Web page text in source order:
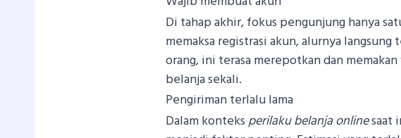
Di tahap akhir, fokus pengunjung hanya
memaksa registrasi akun, alurnya
orang, ini terasa merepotkan dan
belanja sekali.
Pengiriman terlalu lama
Dalam konteksperilaku belanja onlinesaat